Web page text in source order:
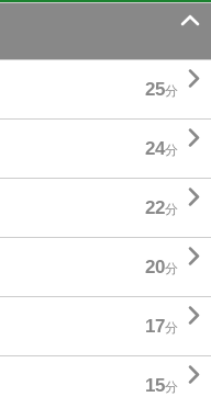

25分 
24分 
22分 
20分 
17分 
15分 